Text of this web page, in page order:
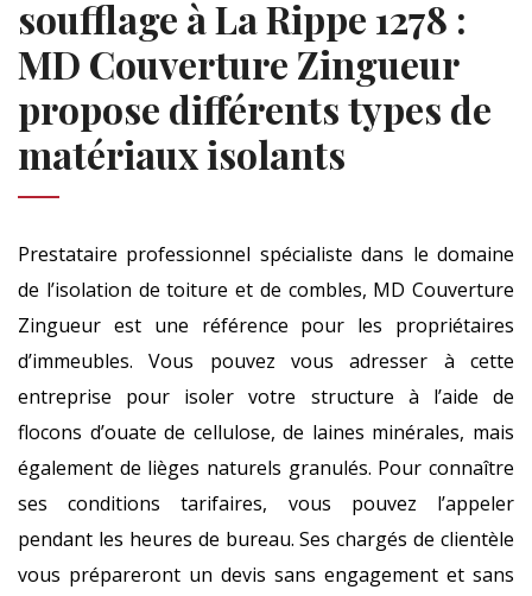
soufflage à La Rippe 1278 :
MD Couverture Zingueur
propose différents types de
matériaux isolants
Prestataire professionnel spécialiste dans le domaine
de l’isolation de toiture et de combles, MD Couverture
Zingueur est une référence pour les propriétaires
d’immeubles. Vous pouvez vous adresser à cette
entreprise pour isoler votre structure à l’aide de
flocons d’ouate de cellulose, de laines minérales, mais
également de lièges naturels granulés. Pour connaître
ses conditions tarifaires, vous pouvez l’appeler
pendant les heures de bureau. Ses chargés de clientèle
vous prépareront un devis sans engagement et sans